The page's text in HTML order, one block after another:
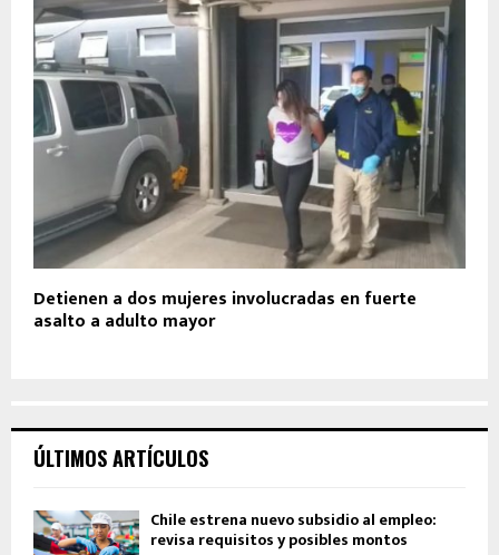
Detienen a dos mujeres involucradas en fuerte
asalto a adulto mayor
ÚLTIMOS ARTÍCULOS
Chile estrena nuevo subsidio al empleo:
revisa requisitos y posibles montos